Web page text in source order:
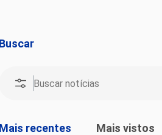
Buscar
Mais recentes Mais vistos